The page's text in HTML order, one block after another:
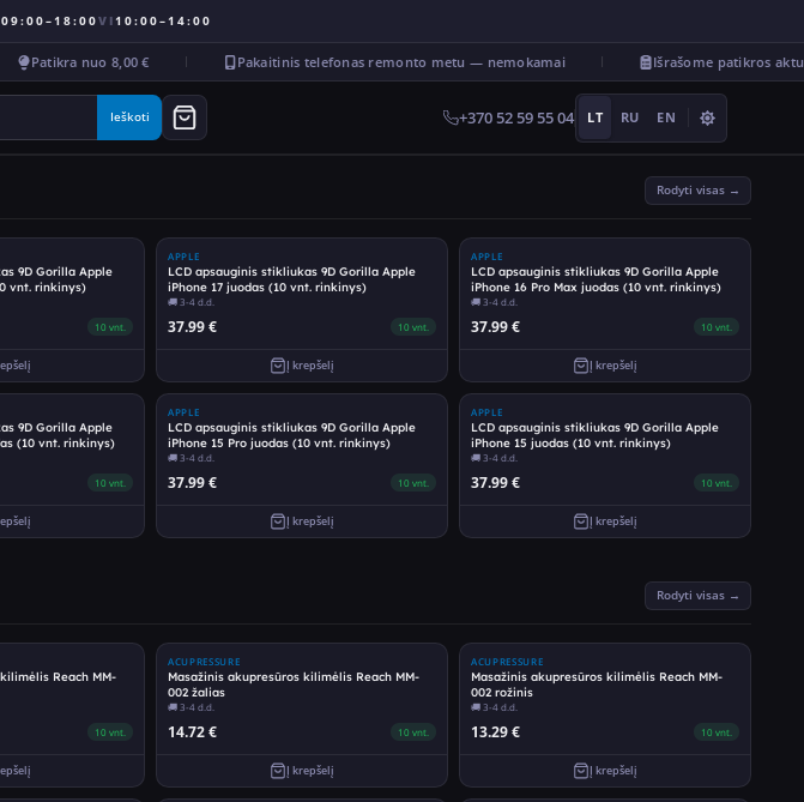
09:00–18:00VI10:00–14:00
Patikra nuo 8,00 € Pakaitinis telefonas remonto metu — nemokamai Išrašome patikros
Ieškoti +370 52 59 55 04 LT RU EN
Rodyti visas →
9D Gorilla Apple
vnt. rinkinys)
10 vnt.
APPLE
LCD apsauginis stikliukas 9D Gorilla Apple
iPhone 17 juodas (10 vnt. rinkinys)
🚚3-4 d.d.
37.99€ 10 vnt.
Į krepšelį
APPLE
LCD apsauginis stikliukas 9D Gorilla Apple
iPhone 16 Pro Max juodas (10 vnt. rinkinys)
🚚3-4 d.d.
37.99€ 10 vnt.
Į krepšelį
9D Gorilla Apple
(10 vnt. rinkinys)
10 vnt.
APPLE
LCD apsauginis stikliukas 9D Gorilla Apple
iPhone 15 Pro juodas (10 vnt. rinkinys)
🚚3-4 d.d.
37.99€ 10 vnt.
Į krepšelį
APPLE
LCD apsauginis stikliukas 9D Gorilla Apple
iPhone 15 juodas (10 vnt. rinkinys)
🚚3-4 d.d.
37.99€ 10 vnt.
Į krepšelį
Rodyti visas →
Reach MM-
10 vnt.
ACUPRESSURE
Masažinis akupresūros kilimėlis Reach MM-
002 žalias
🚚3-4 d.d.
14.72€ 10 vnt.
Į krepšelį
ACUPRESSURE
Masažinis akupresūros kilimėlis Reach MM-
002 rožinis
🚚3-4 d.d.
13.29€ 10 vnt.
Į krepšelį